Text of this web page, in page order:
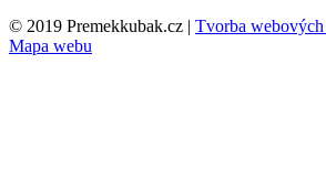
© 2019 Premekkubak.cz | Tvorba webových
Mapa webu